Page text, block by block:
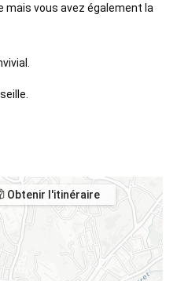
mais vous avez également la
Obtenir l'itinéraire